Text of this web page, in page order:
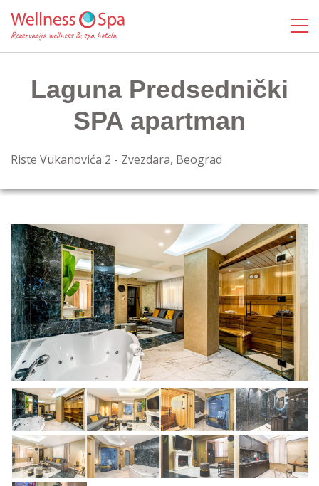
Laguna Predsednički
SPA apartman
Riste Vukanovića 2 - Zvezdara, Beograd